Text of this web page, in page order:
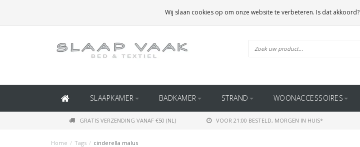
(BINNEN BELGIË)
SLAAPKAMER BADKAMER STRAND WOONACCESSOIRES
GRATIS VERZENDING VANAF €50 (NL) VOOR 21:00 BESTELD, MORGEN IN HUIS*
Home / Tags / cinderella malus
Wij slaan cookies op om onze website te verbeteren. Is dat akkoord?